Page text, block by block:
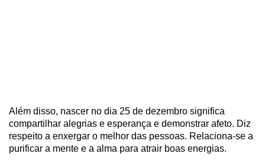
Além disso, nascer no dia 25 de dezembro significa
compartilhar alegrias e esperança e demonstrar afeto. Diz
respeito a enxergar o melhor das pessoas. Relaciona-se a
purificar a mente e a alma para atrair boas energias.